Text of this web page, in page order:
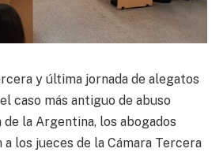
y última jornada de alegatos
caso más antiguo de abuso
la Argentina, los abogados
los jueces de la Cámara Tercera